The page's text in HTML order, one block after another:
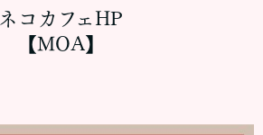
ネコカフェHP
【MOA】